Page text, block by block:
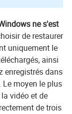
ne s'est
de restaurer
uniquement le
ainsi
enregistrés dans
moyen le plus
vidéo et de
de trois